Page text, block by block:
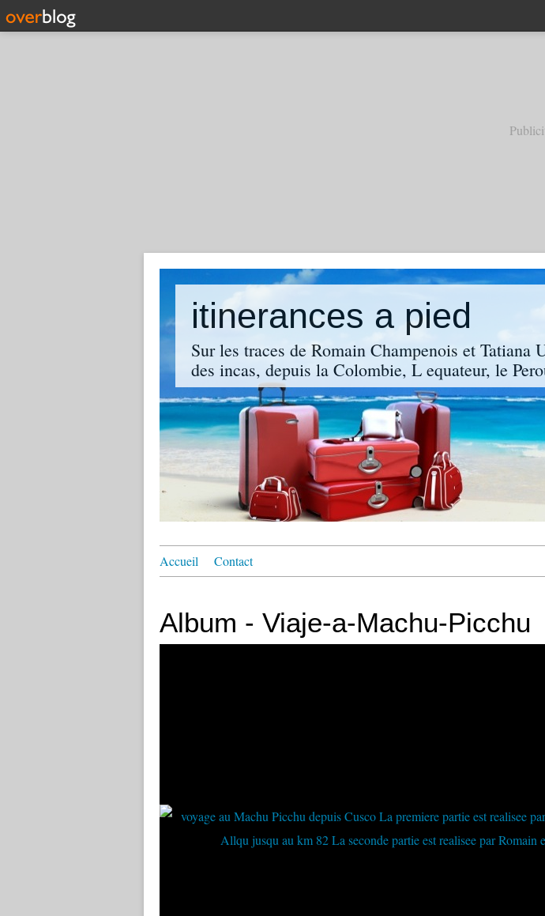
itinerances a pied
Sur les traces de Romain Champenois et
des incas, depuis la Colombie, L equateur, le
Accueil Contact
Album - Viaje-a-Machu-Picchu